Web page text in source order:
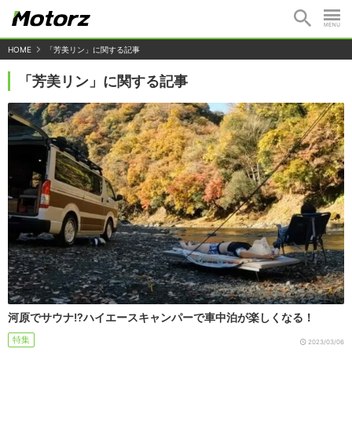
HOME 「芳美リン」に関する記事
「芳美リン」に関する記事
河原でサウナ!?ハイエースキャンパーで車中泊が楽しくなる！
特集 2023/03/06